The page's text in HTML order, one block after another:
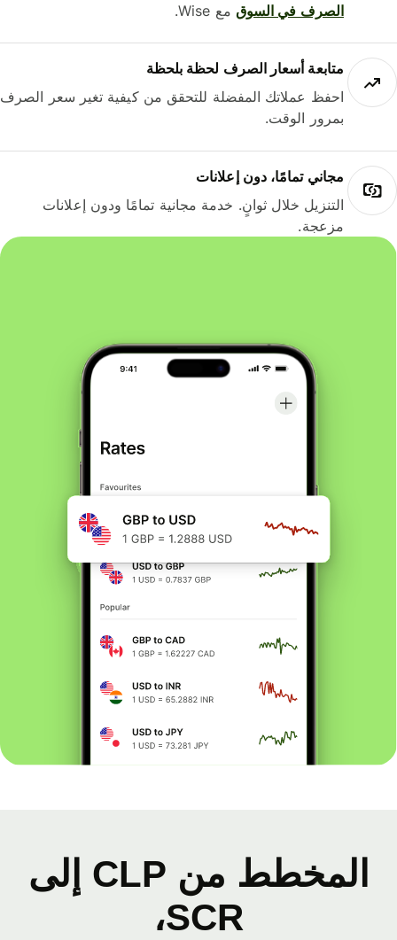
الصرف في السوقمع Wise.
متابعة أسعار الصرف لحظة بلحظة
احفظ عملاتك المفضلة للتحقق من كيفية تغير سعر الصرف
بمرور الوقت.
مجاني تمامًا، دون إعلانات
التنزيل خلال ثوانٍ. خدمة مجانية تمامًا ودون إعلانات
مزعجة.
المخطط من CLP إلى
SCR،